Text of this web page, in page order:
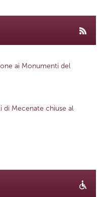
ai Monumenti del
di Mecenate chiuse al